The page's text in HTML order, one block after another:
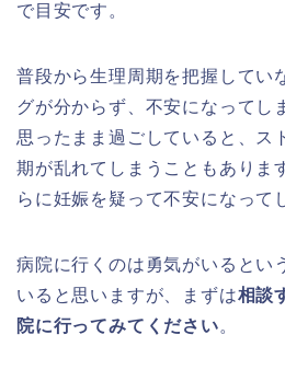
で目安です。
普段から生理周期を把握してい
グが分からず、不安になってし
思ったまま過ごしていると、ス
期が乱れてしまうこともありま
らに妊娠を疑って不安になって
病院に行くのは勇気がいるとい
いると思いますが、まずは相談
院に行ってみてください。